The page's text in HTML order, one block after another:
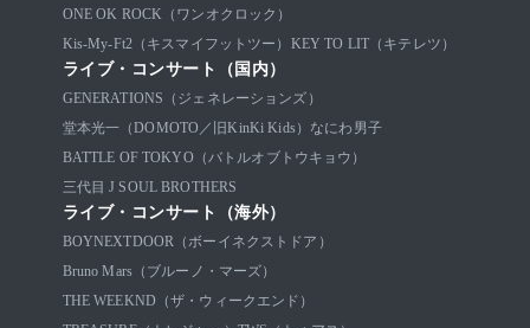
ONE OK ROCK（ワンオクロック）
Kis-My-Ft2（キスマイフットツー） KEY TO LIT（キテレツ）
ライブ・コンサート（国内）
GENERATIONS（ジェネレーションズ）
堂本光一（DOMOTO／旧KinKi Kids） なにわ男子
BATTLE OF TOKYO（バトルオブトウキョウ）
三代目 J SOUL BROTHERS
ライブ・コンサート（海外）
BOYNEXTDOOR（ボーイネクストドア）
Bruno Mars（ブルーノ・マーズ）
THE WEEKND（ザ・ウィークエンド）